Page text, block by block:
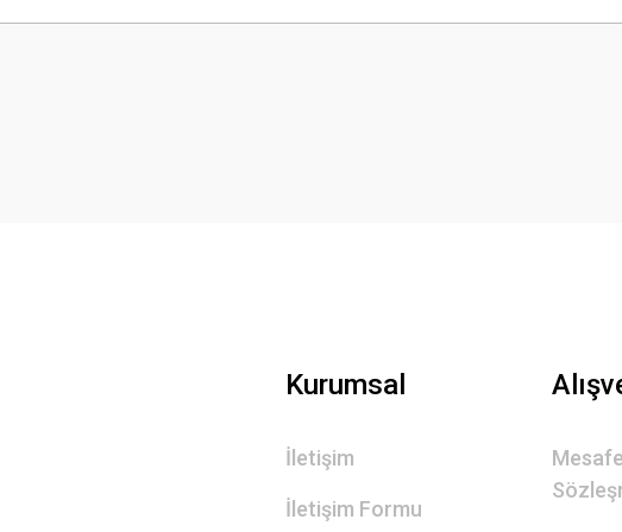
Kurumsal
İletişim
İletişim Formu